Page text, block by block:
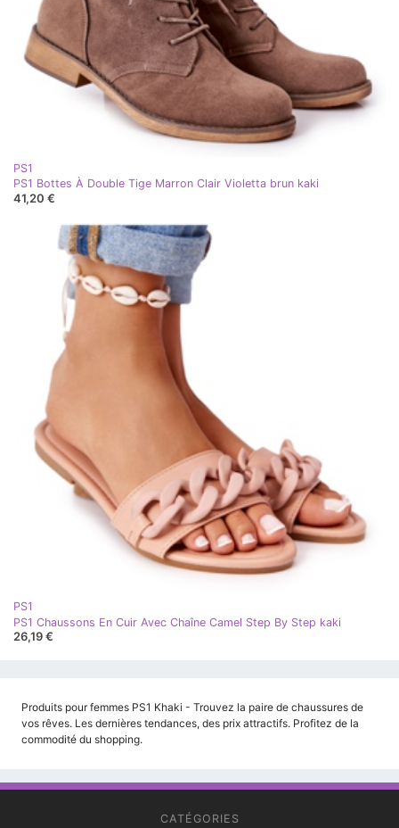
PS1
PS1 Bottes À Double Tige Marron Clair Violetta brun kaki
41,20 €
PS1
PS1 Chaussons En Cuir Avec Chaîne Camel Step By Step kaki
26,19 €
Produits pour femmes PS1 Khaki - Trouvez la paire de chaussures de
vos rêves. Les dernières tendances, des prix attractifs. Profitez de la
commodité du shopping.
CATÉGORIES